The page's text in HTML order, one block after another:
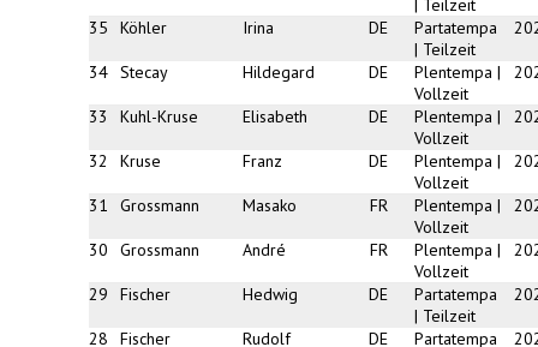
| Teilzeit
35 Köhler Irina DE
Partatempa
| Teilzeit
34 Stecay Hildegard DE
Plentempa |
Vollzeit
33 Kuhl-Kruse Elisabeth DE
Plentempa |
Vollzeit
32 Kruse Franz DE
Plentempa |
Vollzeit
31 Grossmann Masako FR
Plentempa |
Vollzeit
30 Grossmann André FR
Plentempa |
Vollzeit
29 Fischer Hedwig DE
Partatempa
| Teilzeit
28 Fischer Rudolf DE
Partatempa